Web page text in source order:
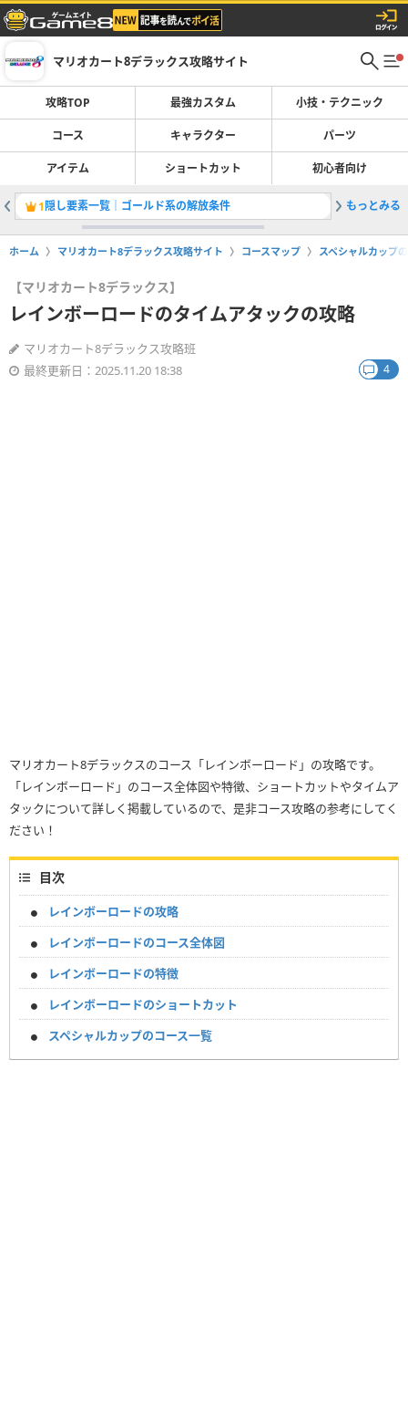
マリオカート8デラックス攻略サイト
攻略TOP 最強カスタム 小技・テクニック
コース キャラクター パーツ
アイテム ショートカット 初心者向け
1隠し要素一覧｜ゴールド系の解放条件 2初心者
もっとみる
ホーム マリオカート8デラックス攻略サイト コースマップ スペシャルカップ
【マリオカート8デラックス】
レインボーロードのタイムアタックの攻略
マリオカート8デラックス攻略班
最終更新日：2025.11.20 18:38
4
マリオカート8デラックスのコース「レインボーロード」の攻略です。
「レインボーロード」のコース全体図や特徴、ショートカットやタイムア
タックについて詳しく掲載しているので、是非コース攻略の参考にしてく
ださい！
目次
レインボーロードの攻略
レインボーロードのコース全体図
レインボーロードの特徴
レインボーロードのショートカット
スペシャルカップのコース一覧